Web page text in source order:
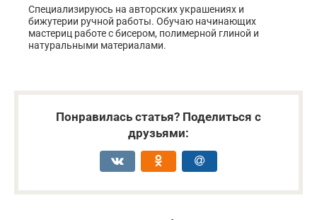
Специализируюсь на авторских украшениях и
бижутерии ручной работы. Обучаю начинающих
мастериц работе с бисером, полимерной глиной и
натуральными материалами.
Понравилась статья? Поделиться с
друзьями: